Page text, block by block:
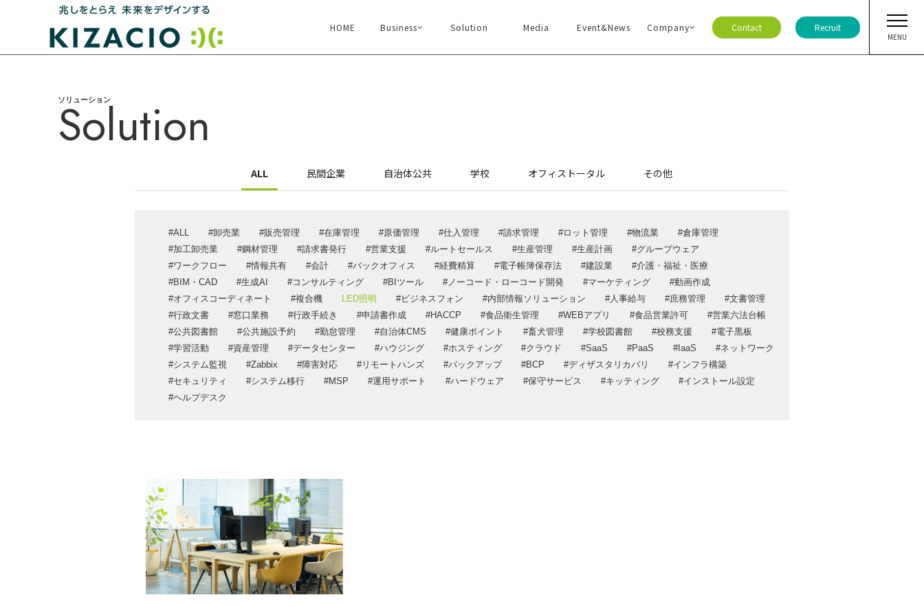
HOME Business Solution Media Event&News Company Contact Recruit
MENU
HOME
キザシオについて
事業内容
IT戦略支援・コンサルティング
システム開発
業務パッケージソリューション
ITインフラ設計・構築サポート
クラウド・データセンターサービス
運用・保守・サポートサービス
企業情報
アクセス
一般事業主行動計画
SDGs
DX推進
プライバシーポリシー
メディア
DXメルマガ登録
採用情報
お問い合わせ
情報セキュリティ方針
ソリューション
Solution
ALL 民間企業 自治体公共 学校 オフィストータル その他
ALL 卸売業 販売管理 在庫管理 原価管理 仕入管理 請求管理 ロット管理 物流業
倉庫管理
加工卸売業
鋼材管理 請求書発行 営業支援 ルートセールス 生産管理 生産計画
グループウェア
ワークフロー
情報共有 会計 バックオフィス 経費精算 電子帳簿保存法 建設業
介護・福祉・医療
BIM・CAD
生成AI コンサルティング BIツール ノーコード・ローコード開発 マーケティング
動画作成
オフィスコーディネート
複合機 LED照明 ビジネスフォン 内部情報ソリューション 人事給与 庶務管理
文書管理
行政文書
窓口業務 行政手続き 申請書作成 HACCP 食品衛生管理 WEBアプリ 食品営業許可
営業六法台帳
公共図書館
公共施設予約 勤怠管理 自治体CMS 健康ポイント 畜犬管理 学校図書館 校務支援
電子黒板
学習活動
資産管理 データセンター ハウジング ホスティング クラウド SaaS PaaS IaaS
ネットワーク
システム監視
Zabbix 障害対応 リモートハンズ バックアップ BCP ディザスタリカバリ
インフラ構築
セキュリティ
システム移行 MSP 運用サポート ハードウェア 保守サービス キッティング
インストール設定
ヘルプデスク